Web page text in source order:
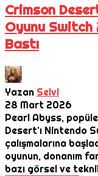
Crimson
Oyunu Switch
Bastı
Yazan Selvi
28 Mart 2026
Pearl Abyss,
Desert’ı Nintendo
çalışmalarına
oyunun, donanım
bazı görsel ve